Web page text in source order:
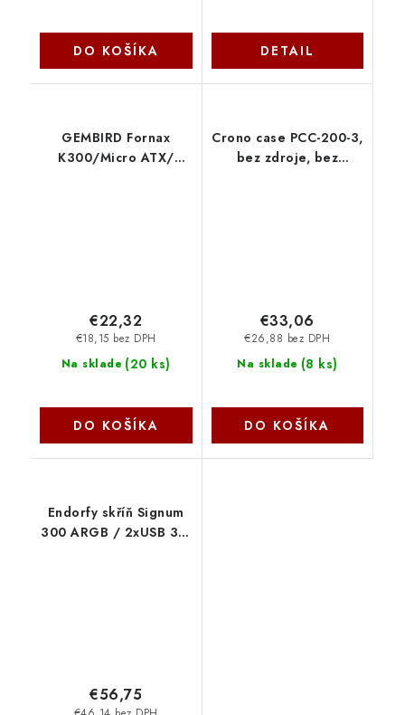
DO KOŠÍKA DETAIL
GEMBIRD Fornax
K300/Micro ATX/
Na sklade (20 ks)
€18,15 bez DPH
€22,32
DO KOŠÍKA
Crono case PCC-200-3,
bez zdroje, bez
Na sklade (8 ks)
€26,88 bez DPH
€33,06
DO KOŠÍKA
Endorfy skříň Signum
300 ARGB / 2xUSB 3.0
€56,75